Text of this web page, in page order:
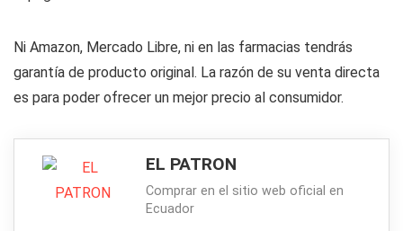
Ni Amazon, Mercado Libre, ni en las farmacias tendrás
garantía de producto original. La razón de su venta directa
es para poder ofrecer un mejor precio al consumidor.
EL PATRON
Comprar en el sitio web oficial en
Ecuador